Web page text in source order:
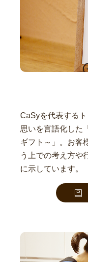
CaSyを代表する
思いを言語化した
ギフト～」。お客
う上での考え方や
に示しています。